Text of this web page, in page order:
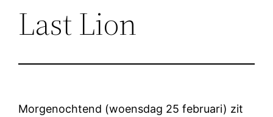
Last Lion
Morgenochtend (woensdag 25 februari) zit